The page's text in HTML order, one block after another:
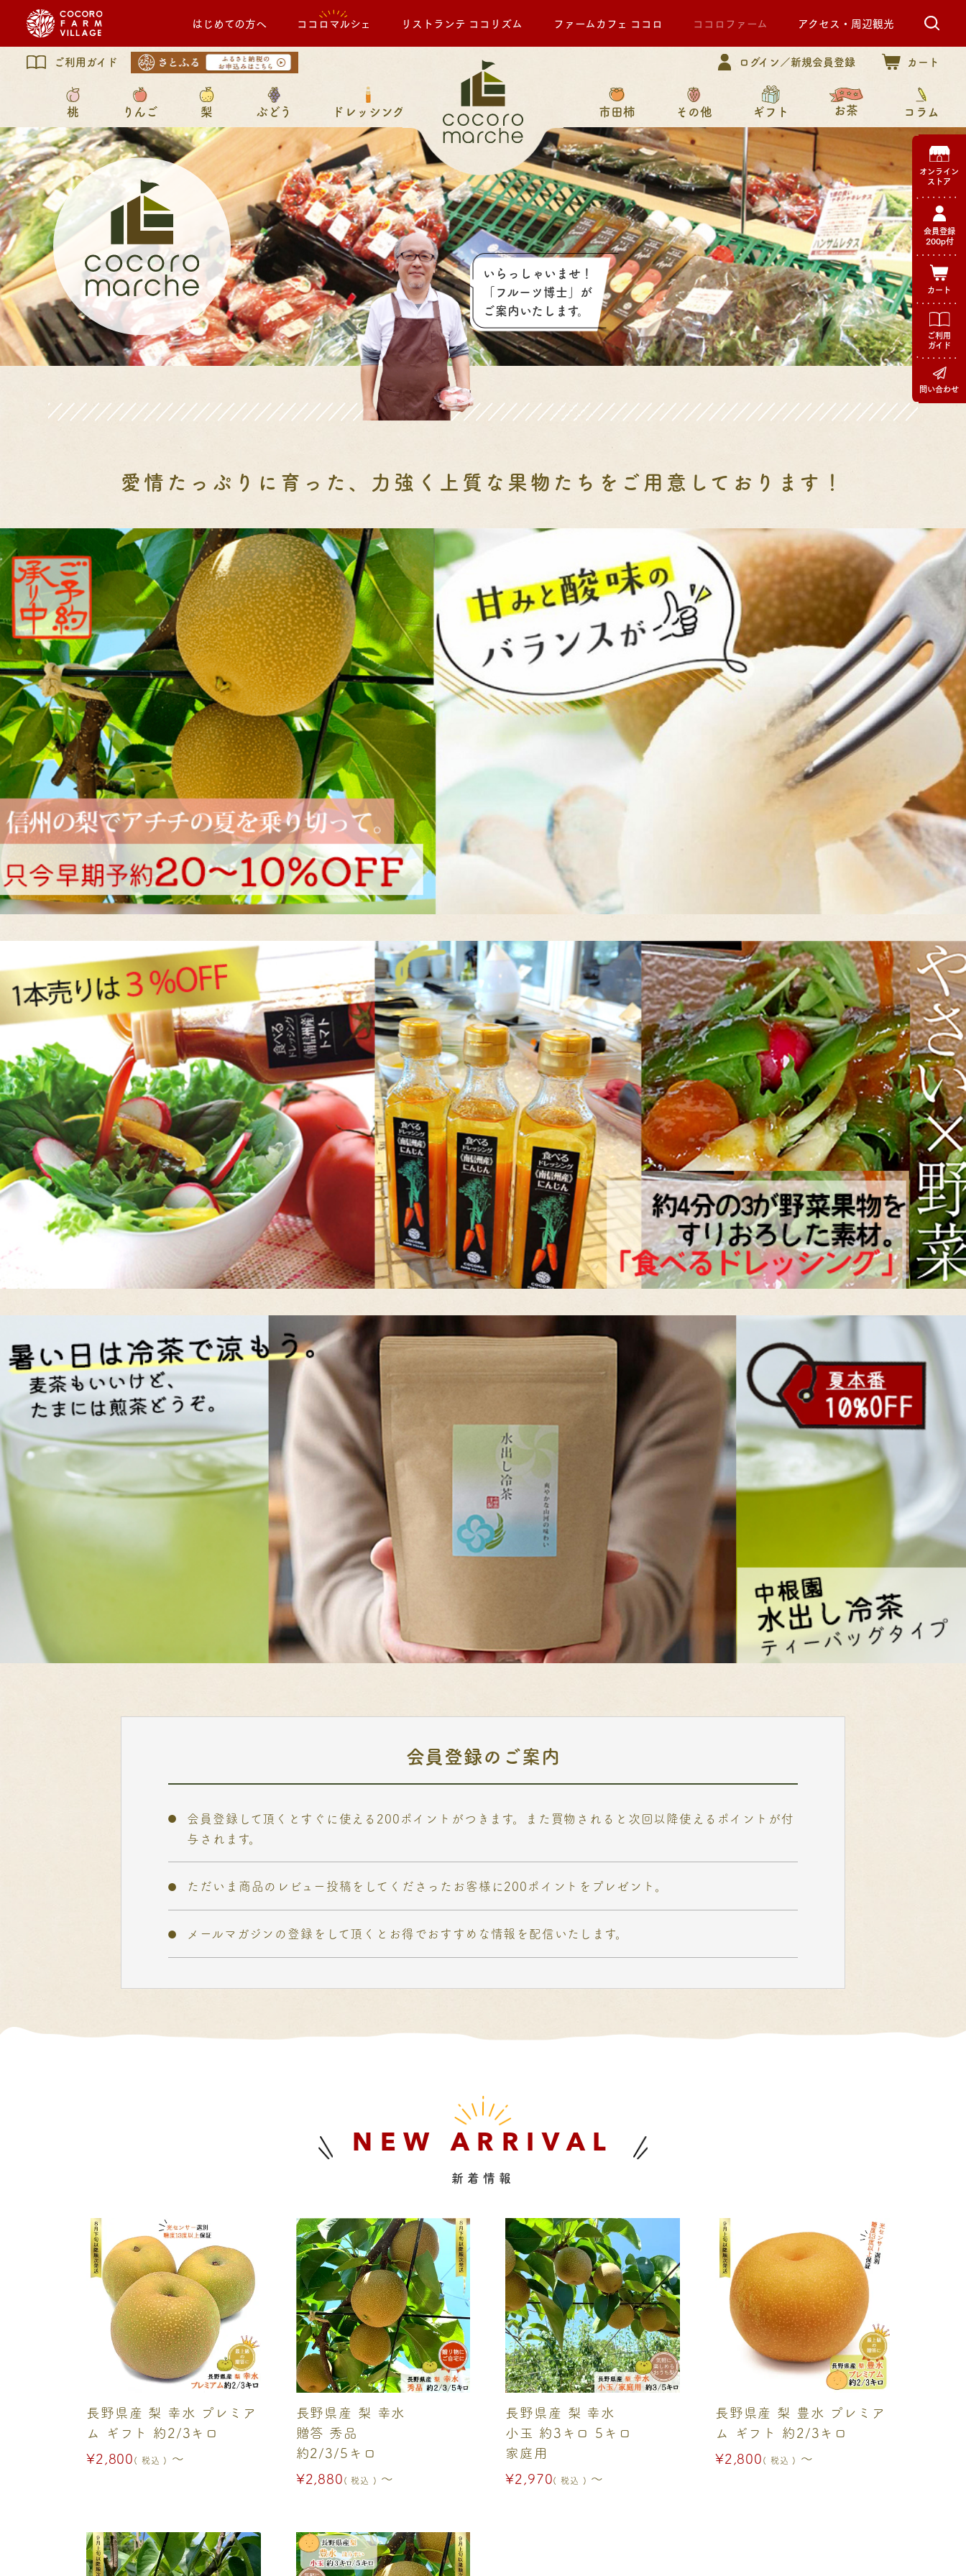
はじめての方へ ココロマルシェ リストランテ ココリズム ファームカフェ ココロ ココロファーム アクセス・周辺観光
ご利用ガイド ログイン／新規会員登録 カート
桃 りんご 梨 ぶどう ドレッシング 市田柿 その他 ギフト お茶 コラム
オンライン
ストア
会員登録
200p付
カート
ご利用
ガイド
問い合わせ
いらっしゃいませ！
「フルーツ博士」が
ご案内いたします。
愛情たっぷりに育った、力強く上質な 果物たちをご用意しております！
会員登録のご案内
会員登録して頂くとすぐに使える200ポイントがつきます。また買物されると次回以降使えるポイントが付
与されます。
ただいま商品のレビュー投稿をしてくださったお客様に200ポイントをプレゼント。
メールマガジンの登録をして頂くとお得でおすすめな情報を配信いたします。
NEW ARRIVAL
新着情報
長野県産 梨 幸水 プレミア
ム ギフト 約2/3キロ
¥2,800 税込 〜
長野県産 梨 幸水
贈答 秀品
約2/3/5キロ
¥2,880 税込 〜
長野県産 梨 幸水
小玉 約3キロ 5キロ
家庭用
¥2,970 税込 〜
長野県産 梨 豊水 プレミア
ム ギフト 約2/3キロ
¥2,800 税込 〜